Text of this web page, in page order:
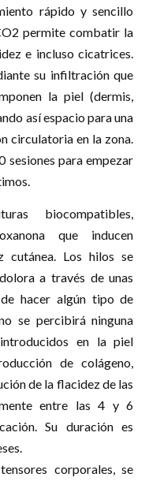
rápido y sencillo
permite combatir la
e incluso cicatrices.
su infiltración que
la piel (dermis,
así espacio para una
circulatoria en la zona.
sesiones para empezar
biocompatibles,
que inducen
cutánea. Los hilos se
a través de unas
hacer algún tipo de
se percibirá ninguna
en la piel
de colágeno,
de la flacidez de las
entre las 4 y 6
Su duración es
corporales, se